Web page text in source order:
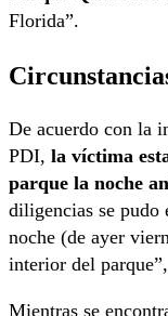
Florida”.
De acuerdo con la
PDI, la víctima
parque la noche
diligencias se pudo
noche (de ayer
interior del
Mientras se